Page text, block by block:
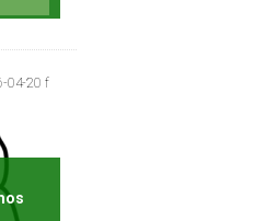
04-20 f